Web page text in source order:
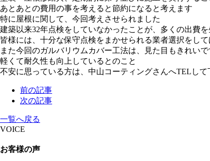
あとあとの費用の事を考えると節約になると考えます
特に屋根に関して、今回考えさせられました
建築以来32年点検をしていなかったことが、多くの出費を
皆様には、十分な保守点検をまかせられる業者選択をし
また今回のガルバリウムカバー工法は、見た目もきれい
軽くて耐久性も向上しているとのこと
不安に思っている方は、中山コーティングさんへTELして
前の記事
次の記事
一覧へ戻る
VOICE
お客様の声